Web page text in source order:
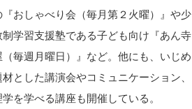
『おしゃべり会（毎月第２火曜）』や少
制学習支援塾である子ども向け『あん寺
（毎週月曜日）』など。他にも、いじめ
材とした講演会やコミュニケーション、
を学べる講座も開催している。